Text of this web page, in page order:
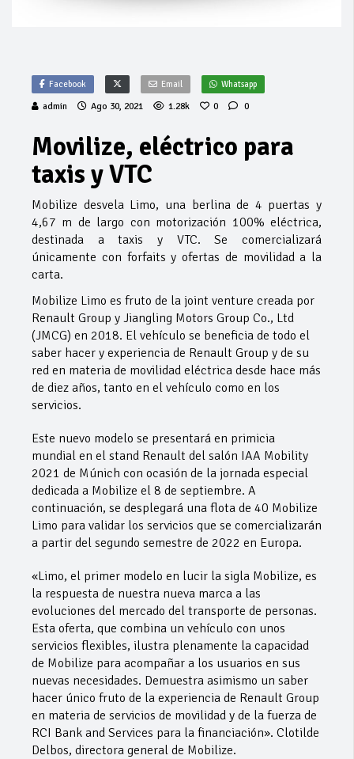
Facebook Email Whatsapp
admin Ago 30, 2021 1.28k 0 0
Movilize, eléctrico para
taxis y VTC
Mobilize desvela Limo, una berlina de 4 puertas y
4,67 m de largo con motorización 100% eléctrica,
destinada a taxis y VTC. Se comercializará
únicamente con forfaits y ofertas de movilidad a la
carta.
Mobilize Limo es fruto de la joint venture creada por
Renault Group y Jiangling Motors Group Co., Ltd
(JMCG) en 2018. El vehículo se beneficia de todo el
saber hacer y experiencia de Renault Group y de su
red en materia de movilidad eléctrica desde hace más
de diez años, tanto en el vehículo como en los
servicios.
Este nuevo modelo se presentará en primicia
mundial en el stand Renault del salón IAA Mobility
2021 de Múnich con ocasión de la jornada especial
dedicada a Mobilize el 8 de septiembre. A
continuación, se desplegará una flota de 40 Mobilize
Limo para validar los servicios que se comercializarán
a partir del segundo semestre de 2022 en Europa.
«Limo, el primer modelo en lucir la sigla Mobilize, es
la respuesta de nuestra nueva marca a las
evoluciones del mercado del transporte de personas.
Esta oferta, que combina un vehículo con unos
servicios flexibles, ilustra plenamente la capacidad
de Mobilize para acompañar a los usuarios en sus
nuevas necesidades. Demuestra asimismo un saber
hacer único fruto de la experiencia de Renault Group
en materia de servicios de movilidad y de la fuerza de
RCI Bank and Services para la financiación». Clotilde
Delbos, directora general de Mobilize.